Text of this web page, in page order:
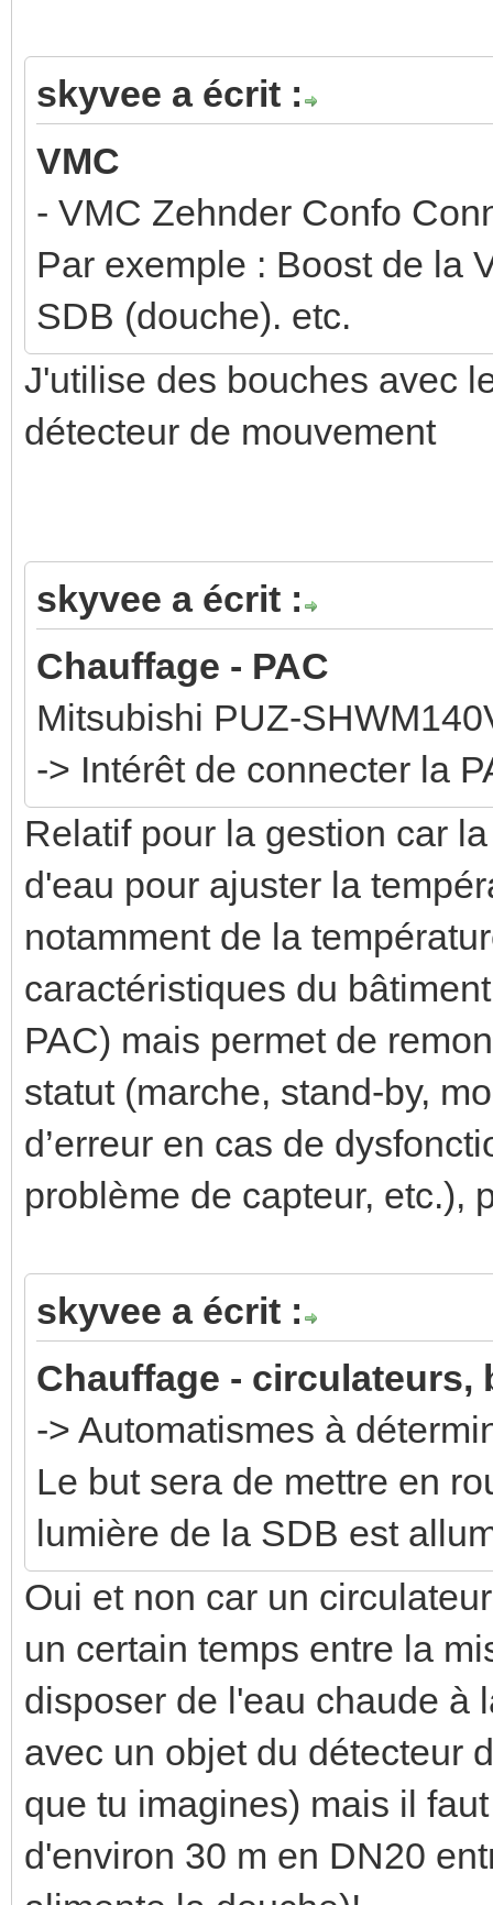
skyvee a écrit :
VMC
- VMC Zehnder Confo
Par exemple : Boost de la
SDB (douche). etc.
J'utilise des bouches avec
détecteur de mouvement
skyvee a écrit :
Chauffage - PAC
Mitsubishi PUZ-
-> Intérêt de connecter la
Relatif pour la gestion car
d'eau pour ajuster la
notamment de la
caractéristiques du
PAC) mais permet de
statut (marche, stand-by,
d’erreur en cas de
problème de capteur, etc.),
skyvee a écrit :
Chauffage - circulateurs,
-> Automatismes à
Le but sera de mettre en
lumière de la SDB est
Oui et non car un
un certain temps entre la
disposer de l'eau chaude à
avec un objet du détecteur
que tu imagines) mais il
d'environ 30 m en DN20